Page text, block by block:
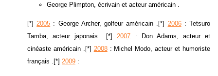
George Plimpton, écrivain et acteur américain .
[*]2005 : George Archer, golfeur américain .[*] 2006: Tetsuro
Tamba, acteur japonais. .[*]2007 : Don Adams, acteur et
cinéaste américain .[*] 2008: Michel Modo, acteur et humoriste
français .[*] 2009 :